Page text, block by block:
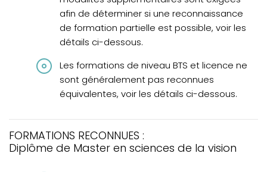
afin de déterminer si une reconnaissance
de formation partielle est possible, voir les
détails ci-dessous.
Les formations de niveau BTS et licence ne
sont généralement pas reconnues
équivalentes, voir les détails ci-dessous.
FORMATIONS RECONNUES :
Diplôme de Master en sciences de la vision